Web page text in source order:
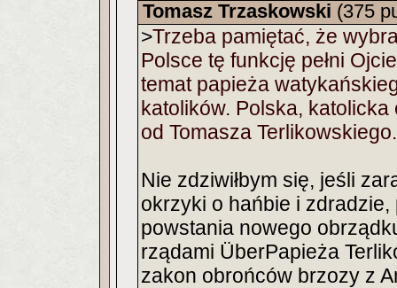
Tomasz Trzaskowski (375
>Trzeba pamiętać, że
Polsce tę funkcję pełni
temat papieża
katolików. Polska,
od Tomasza Terlikowskiego.
Nie zdziwiłbym się, jeśli
okrzyki o hańbie i
powstania nowego
rządami ÜberPapieża
zakon obrońców brzozy z